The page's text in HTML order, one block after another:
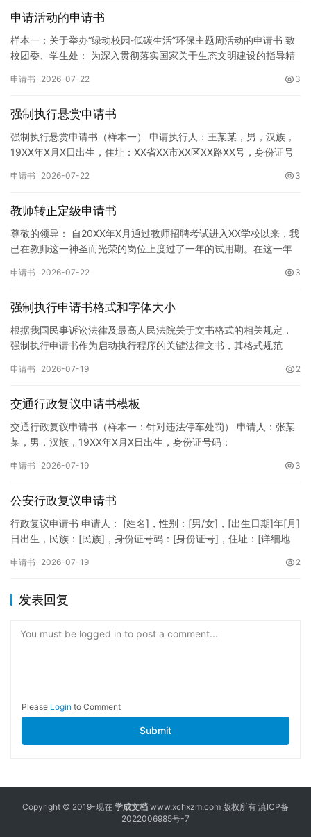
申请活动的申请书
样本一：关于举办“绿动校园·低碳生活”环保主题周活动的申请书 致
校团委、学生处： 为深入贯彻落实国家关于生态文明建设的指导精
申请书 2026-07-22 3
强制执行悬赏申请书
强制执行悬赏申请书（样本一） 申请执行人：王某某，男，汉族，
19XX年X月X日出生，住址：XX省XX市XX区XX路XX号，身份证号
申请书 2026-07-22 3
教师转正定级申请书
尊敬的领导： 自20XX年X月通过教师招聘考试进入XX学校以来，我
已在教师这一神圣而光荣的岗位上度过了一年的试用期。在这一年
申请书 2026-07-22 3
强制执行申请书格式和字体大小
根据我国民事诉讼法律及最高人民法院关于文书格式的相关规定，
强制执行申请书作为启动执行程序的关键法律文书，其格式规范
纸张与…
申请书 2026-07-19 2
交通行政复议申请书模板
交通行政复议申请书（样本一：针对违法停车处罚） 申请人：张某
某，男，汉族，19XX年X月X日出生，身份证号码：
申请书 2026-07-19 3
公安行政复议申请书
行政复议申请书 申请人： [姓名]，性别：[男/女]，[出生日期]年[月]
日出生，民族：[民族]，身份证号码：[身份证号]，住址：[详细地
申请书 2026-07-19 2
发表回复
You must be logged in to post a comment...
Please Login to Comment
Submit
Copyright © 2019-现在 学成文档 www.xchxzm.com 版权所有 滇ICP备
2022006985号-7